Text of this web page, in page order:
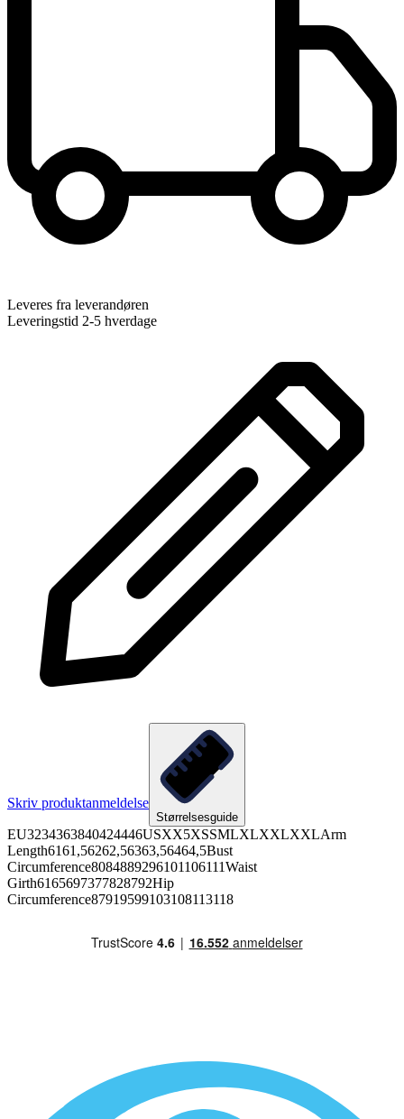
Leveres fra leverandøren
Leveringstid 2-5 hverdage
Skriv produktanmeldelse
Størrelsesguide
EU3234363840424446USXX5XSSMLXLXXLXXLArm
Length6161,56262,56363,56464,5Bust
Circumference8084889296101106111Waist
Girth6165697377828792Hip
Circumference87919599103108113118